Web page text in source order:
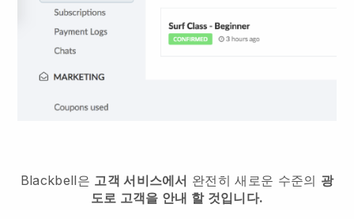
Blackbell은 고객 서비스에서 완전히 새로운 수준의 광
도로 고객을 안내 할 것입니다.